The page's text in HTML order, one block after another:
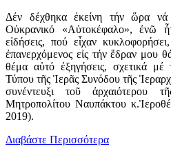
Δέν δέχθηκα ἐκείνη τήν ὥρα νά
Οὐκρανικό «Αὐτοκέφαλο», ἐνῶ
εἰδήσεις, πού εἶχαν
ἐπανερχόμενος εἰς τήν ἕδραν μου
θέμα αὐτό ἐξηγήσεις, σχετικά μέ
Τύπου τῆς Ἱερᾶς Συνόδου τῆς
συνέντευξι τοῦ ἀρχαιότερου
Μητροπολίτου Ναυπάκτου
2019).
Διαβάστε Περισσότερα